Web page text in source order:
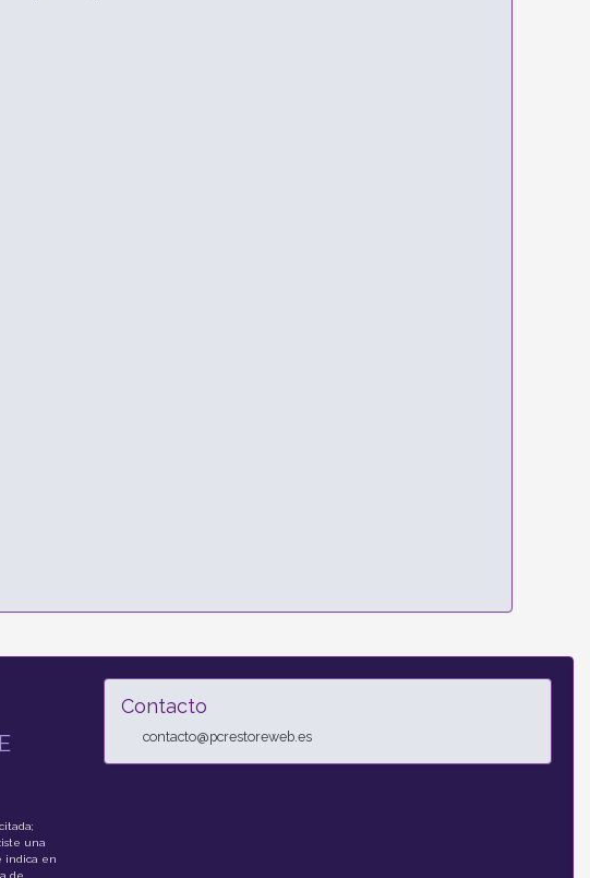
una
indica en
Contacto
contacto@pcrestoreweb.es